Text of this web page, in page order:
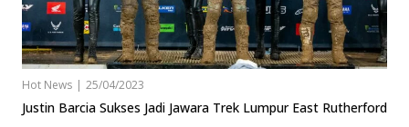
Hot News | 25/04/2023
Justin Barcia Sukses Jadi Jawara Trek Lumpur East Rutherford